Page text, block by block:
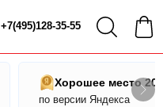
+7(495)128-35-55
Хорошее место
по версии Яндекса